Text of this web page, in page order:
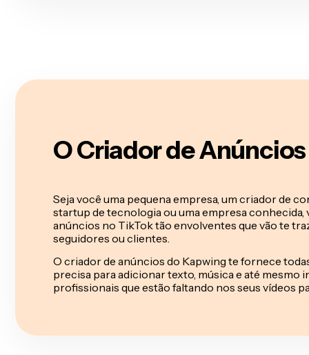
O Criador de
Seja você uma pequena empresa, um criador de
startup de tecnologia ou uma empresa
anúncios no TikTok tão envolventes que vão te
seguidores ou clientes.
O criador de anúncios do Kapwing te fornece
precisa para adicionar texto, música e até mesmo
profissionais que estão faltando nos seus vídeos